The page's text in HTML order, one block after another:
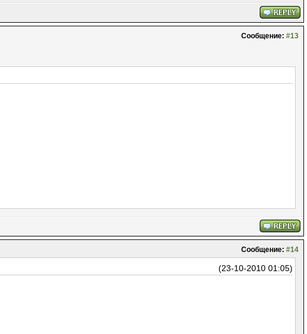
Сообщение: #13
Сообщение: #14
(23-10-2010 01:05)